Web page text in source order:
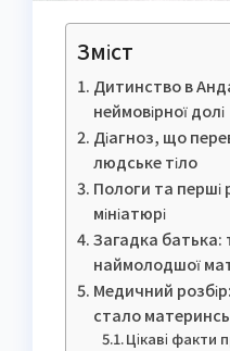
Зміст
Дитинство в
неймовірної долі
Діагноз, що
людське тіло
Пологи та перші
мініатюрі
Загадка батька:
наймолодшої
Медичний
стало
Цікаві факти